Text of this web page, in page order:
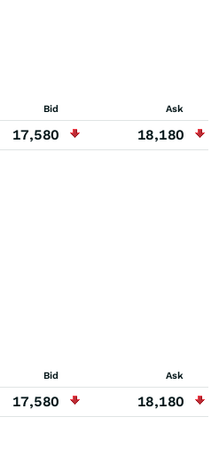
Bid Ask
17,580 18,180
Bid Ask
17,580 18,180